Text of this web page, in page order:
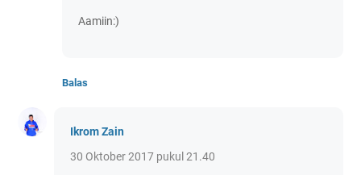
Aamiin:)
Balas
Ikrom Zain
30 Oktober 2017 pukul 21.40